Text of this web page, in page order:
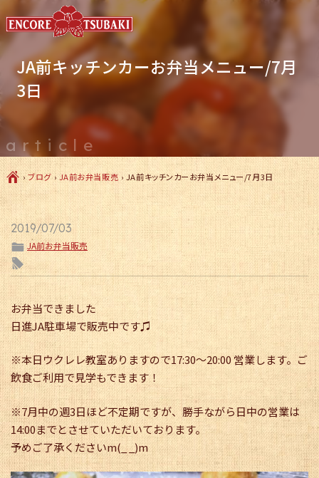
article
JA前キッチンカーお弁当メニュー/7月
3日
Ç›ブログ›JA前お弁当販売›JA前キッチンカーお弁当メニュー/7月3日
2019/07/03
ë JA前お弁当販売
l
お弁当できました
日進JA駐車場で販売中です♫
※本日ウクレレ教室ありますので17:30〜20:00 営業します。ご
飲食ご利用で見学もできます！
※7月中の週3日ほど不定期ですが、勝手ながら日中の営業は
14:00までとさせていただいております。
予めご了承くださいm(_ _)m